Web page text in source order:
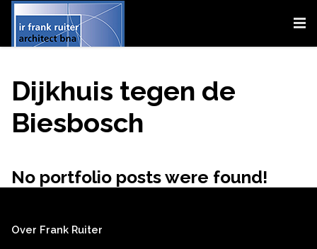
Dijkhuis tegen de
Biesbosch
No portfolio posts were found!
Over Frank Ruiter